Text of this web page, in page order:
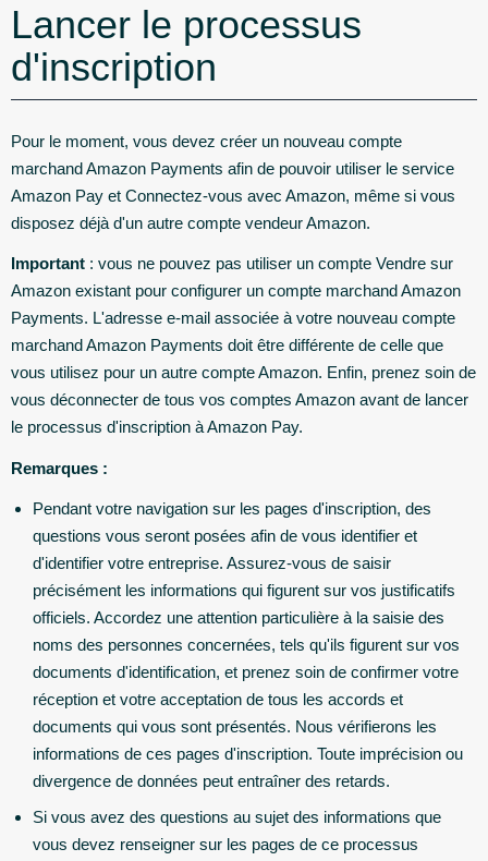
Lancer le processus
d'inscription
Pour le moment, vous devez créer un nouveau compte
marchand Amazon Payments afin de pouvoir utiliser le service
Amazon Pay et Connectez-vous avec Amazon, même si vous
disposez déjà d'un autre compte vendeur Amazon.
Important : vous ne pouvez pas utiliser un compte Vendre sur
Amazon existant pour configurer un compte marchand Amazon
Payments. L'adresse e-mail associée à votre nouveau compte
marchand Amazon Payments doit être différente de celle que
vous utilisez pour un autre compte Amazon. Enfin, prenez soin de
vous déconnecter de tous vos comptes Amazon avant de lancer
le processus d'inscription à Amazon Pay.
Remarques :
Pendant votre navigation sur les pages d'inscription, des
questions vous seront posées afin de vous identifier et
d'identifier votre entreprise. Assurez-vous de saisir
précisément les informations qui figurent sur vos justificatifs
officiels. Accordez une attention particulière à la saisie des
noms des personnes concernées, tels qu'ils figurent sur vos
documents d'identification, et prenez soin de confirmer votre
réception et votre acceptation de tous les accords et
documents qui vous sont présentés. Nous vérifierons les
informations de ces pages d'inscription. Toute imprécision ou
divergence de données peut entraîner des retards.
Si vous avez des questions au sujet des informations que
vous devez renseigner sur les pages de ce processus